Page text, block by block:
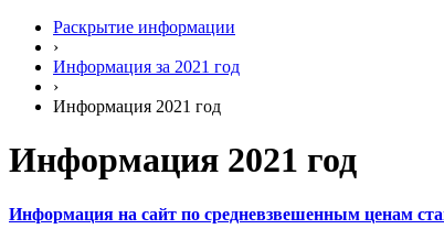
Раскрытие информации
›
Информация за 2021 год
›
Информация 2021 год
Информация 2021 год
Информация на сайт по средневзвешенным ценам